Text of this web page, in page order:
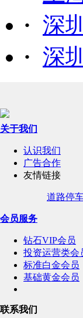
· 深
· 深
关于我们
认识我们
广告合作
友情链接
道路停
会员服务
钻石VIP会员
投资运营类会
标准白金会员
基础黄金会员
联系我们